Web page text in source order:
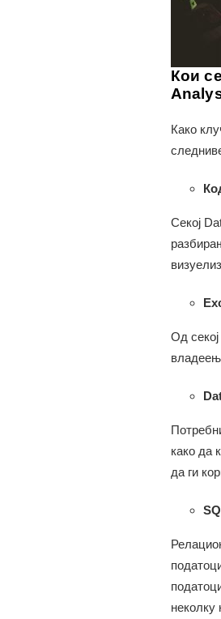
Кои
Како
Секој
Од
како да
да ги
неколку